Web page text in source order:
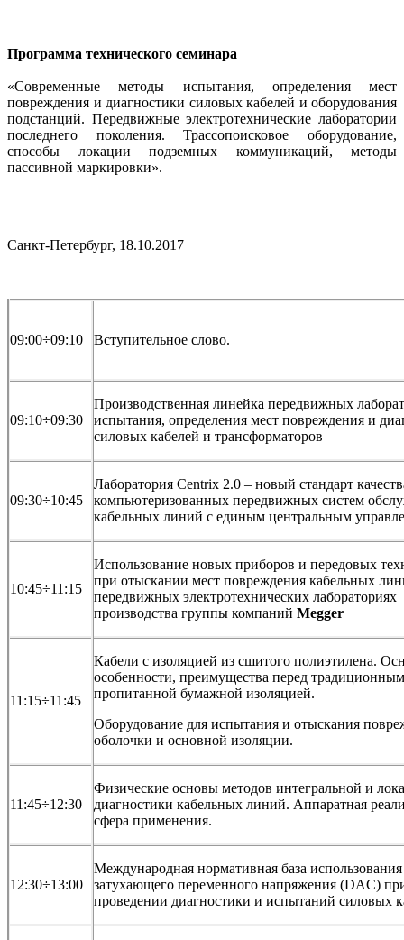
Программа технического семинара
«Cовременные методы испытания, определения мест
повреждения и диагностики силовых кабелей и оборудования
подстанций. Передвижные электротехнические лаборатории
последнего поколения. Трассопоисковое оборудование,
способы локации подземных коммуникаций, методы
пассивной маркировки».
Cанкт-Петербург, 18.10.2017
09:00÷09:10 Вступительное слово.
09:10÷09:30
Производственная линейка передвижных
испытания, определения мест повреждения и
силовых кабелей и трансформаторов
09:30÷10:45
Лаборатория Centrix 2.0 – новый стандарт
компьютеризованных передвижных систем
кабельных линий с единым центральным
10:45÷11:15
Использование новых приборов и передовых
при отыскании мест повреждения кабельных
передвижных электротехнических лабораториях
производства группы компаний Megger
11:15÷11:45
Кабели с изоляцией из сшитого полиэтилена.
особенности, преимущества перед
пропитанной бумажной изоляцией.
Оборудование для испытания и отыскания
оболочки и основной изоляции.
11:45÷12:30
Физические основы методов интегральной и
диагностики кабельных линий. Аппаратная
сфера применения.
12:30÷13:00
Международная нормативная база использования
затухающего переменного напряжения (DAC)
проведении диагностики и испытаний силовых